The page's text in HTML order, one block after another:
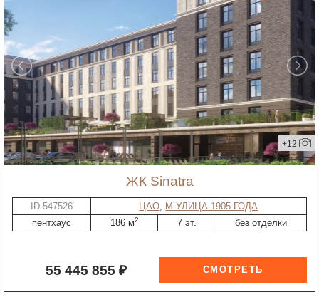
+12
ЖК Sinatra
ID-547526 ЦАО
М.УЛИЦА 1905 ГОДА
пентхаус
186 м2 7 эт. без отделки
55 445 855 ₽